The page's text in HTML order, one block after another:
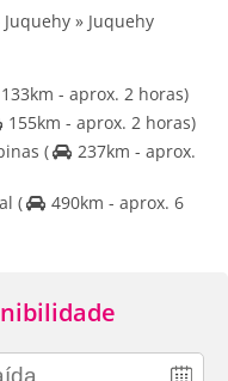
» Juquehy
133km - aprox. 2 horas)
155km - aprox. 2 horas)
(
237km - aprox.
(
490km - aprox. 6